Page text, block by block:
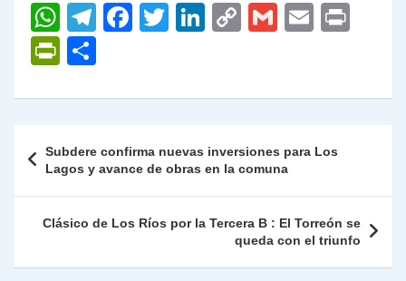
W
h
at
s
p
p
T
gr
m
F
e
o
o
k
T
er
Li
e
n
C
y
n
k
G
l
E
l
P
nt
Fr
ie
n
dl
m
ar
tir
de
entradas
Subdere confirma nuevas inversiones para Los
Lagos y avance de obras en la comuna
Clásico de Los Ríos por la Tercera B : El Torreón se
queda con el triunfo